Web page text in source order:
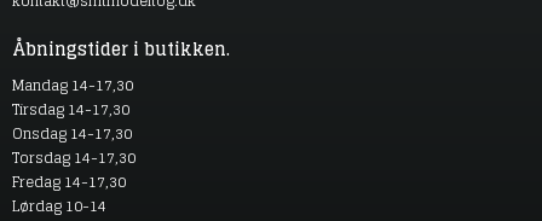
Åbningstider i butikken.
Mandag 14-17,30
Tirsdag 14-17,30
Onsdag 14-17,30
Torsdag 14-17,30
Fredag 14-17,30
Lørdag 10-14